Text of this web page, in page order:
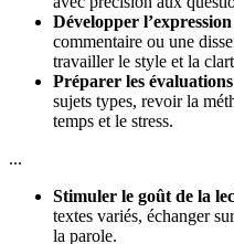
Développer
commentaire ou une
travailler le style et la
Préparer les
sujets types, revoir la
temps et le stress.
...
Stimuler le goût de la
textes variés, échanger
la parole.